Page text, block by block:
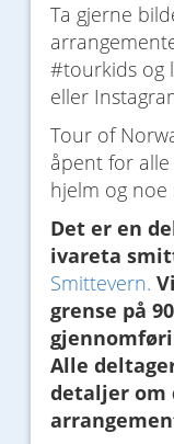
Ta gjerne
#tourkids og
eller
Tour of
åpent for
hjelm og noe
Det er en
ivareta
Smittevern.
grense på
Alle
detaljer om